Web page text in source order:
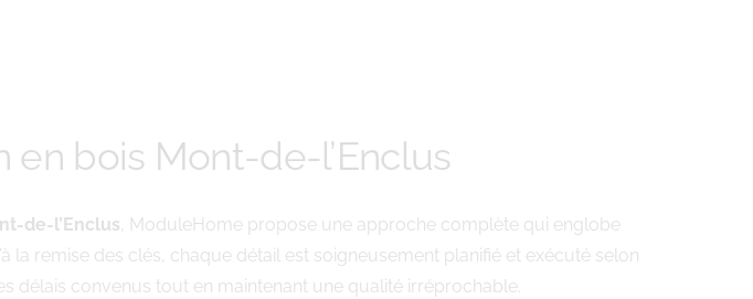
bois Mont-de-l’Enclus
de-l’Enclus , ModuleHome propose une approche complète qui englobe
remise des clés, chaque détail est soigneusement planifié et exécuté selon
délais convenus tout en maintenant une qualité irréprochable.